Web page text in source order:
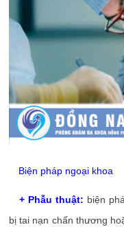
Biện pháp ngoại khoa
+ Phẫu thuật: biện
bị tai nạn chấn thương